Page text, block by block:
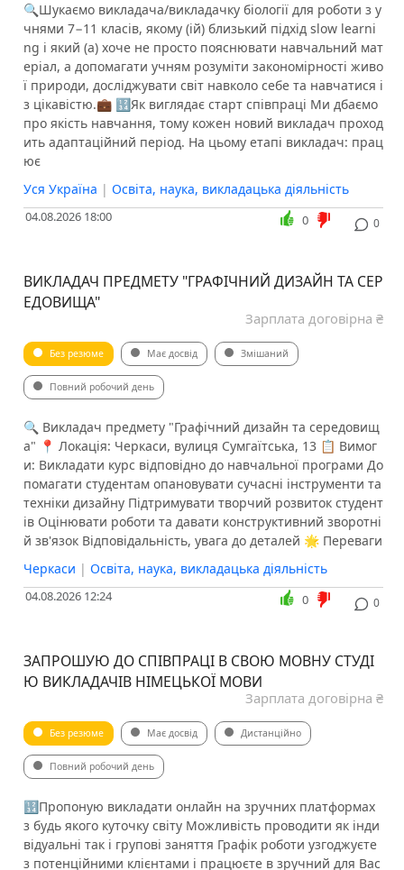
🔍Шукаємо викладача/викладачку біології для роботи з у
чнями 7−11 класів, якому (ій) близький підхід slow learni
ng і який (а) хоче не просто пояснювати навчальний мат
еріал, а допомагати учням розуміти закономірності живо
ї природи, досліджувати світ навколо себе та навчатися і
з цікавістю.💼 🔢Як виглядає старт співпраці Ми дбаємо
про якість навчання, тому кожен новий викладач проход
ить адаптаційний період. На цьому етапі викладач: прац
ює
Уся Україна | Освіта, наука, викладацька діяльність
04.08.2026 18:00 0
0
ВИКЛАДАЧ ПРЕДМЕТУ "ГРАФІЧНИЙ ДИЗАЙН ТА СЕР
ЕДОВИЩА"
Зарплата договірна ₴
Без резюме Має досвід Змішаний
Повний робочий день
🔍 Викладач предмету "Графічний дизайн та середовищ
а" 📍 Локація: Черкаси, вулиця Сумгаїтська, 13 📋 Вимог
и: Викладати курс відповідно до навчальної програми До
помагати студентам опановувати сучасні інструменти та
техніки дизайну Підтримувати творчий розвиток студент
ів Оцінювати роботи та давати конструктивний зворотні
й зв'язок Відповідальність, увага до деталей 🌟 Переваги
Черкаси | Освіта, наука, викладацька діяльність
04.08.2026 12:24 0
0
ЗАПРОШУЮ ДО СПІВПРАЦІ В СВОЮ МОВНУ СТУДІ
Ю ВИКЛАДАЧІВ НІМЕЦЬКОЇ МОВИ
Зарплата договірна ₴
Без резюме Має досвід Дистанційно
Повний робочий день
🔢Пропоную викладати онлайн на зручних платформах
з будь якого куточку світу Можливість проводити як інди
відуальні так і групові заняття Графік роботи узгоджуєте
з потенційними клієнтами і працюєте в зручний для Вас